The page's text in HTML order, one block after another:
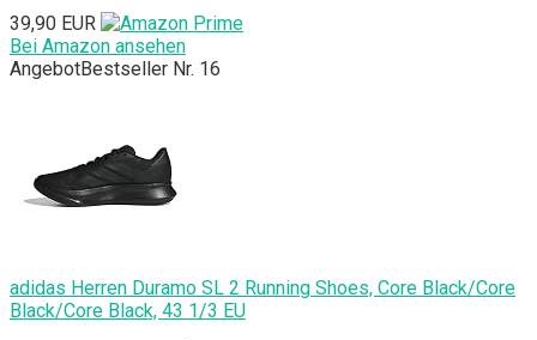
39,90 EUR
Bei Amazon ansehen
AngebotBestseller Nr. 16
adidas Herren Duramo SL 2 Running Shoes, Core Black/Core
Black/Core Black, 43 1/3 EU